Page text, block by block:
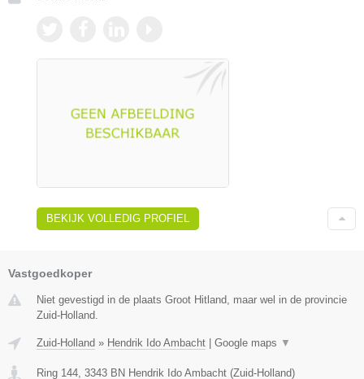
BEKIJK VOLLEDIG PROFIEL
Vastgoedkoper
Niet gevestigd in de plaats Groot Hitland, maar wel in de provincie
Zuid-Holland.
Zuid-Holland » Hendrik Ido Ambacht Google maps ▼
Ring 144 3343 BN Hendrik Ido Ambacht (Zuid-Holland)